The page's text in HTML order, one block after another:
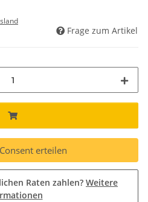
Frage zum Artikel
Consent erteilen
Raten zahlen? Weitere